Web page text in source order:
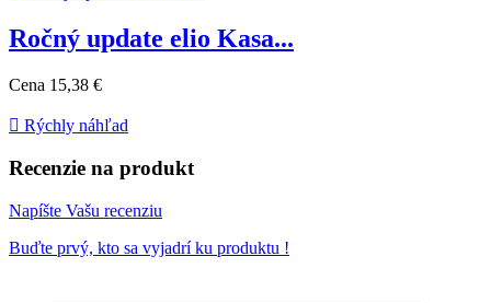
Ročný update elio Kasa...
Cena 15,38 €
 Rýchly náhľad
Recenzie na produkt
Napíšte Vašu recenziu
Buďte prvý, kto sa vyjadrí ku produktu !